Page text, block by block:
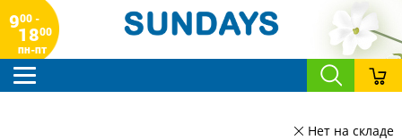
900 -
1800
пн-пт
Нет на складе